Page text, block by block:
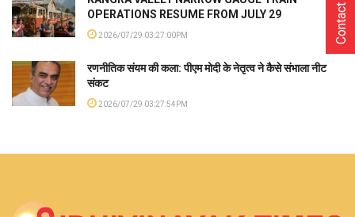
OPERATIONS RESUME FROM JULY 29
2026/07/29 03:27:00PM
रणनीतिक संयम की कला: पीएम मोदी के नेतृत्व ने कैसे संभाला नीट
संकट
2026/07/29 03:27:54PM
Contact Us